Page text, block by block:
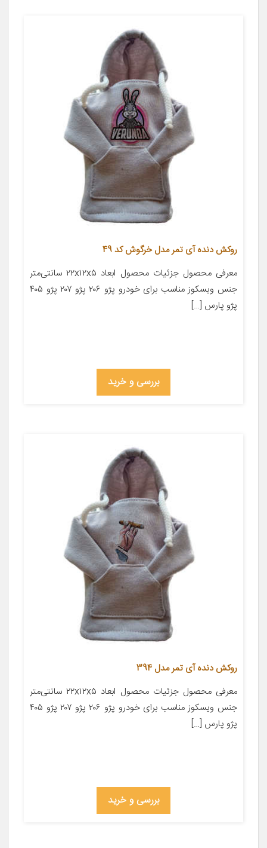
روکش دنده آی تمر مدل خرگوش کد 49
معرفی محصول جزئیات محصول ابعاد ۲۲x۱۲x۵ سانتی‌متر
جنس ویسکوز مناسب برای خودرو پژو ۲۰۶ پژو ۲۰۷ پژو ۴۰۵
پژو پارس […]
بررسی و خرید
روکش دنده آی تمر مدل 394
معرفی محصول جزئیات محصول ابعاد ۲۲x۱۲x۵ سانتی‌متر
جنس ویسکوز مناسب برای خودرو پژو ۲۰۶ پژو ۲۰۷ پژو ۴۰۵
پژو پارس […]
بررسی و خرید